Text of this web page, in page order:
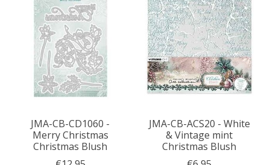
JMA-CB-CD1060 -
Merry Christmas
Christmas Blush
JMA-CB-ACS20 - White
& Vintage mint
Christmas Blush